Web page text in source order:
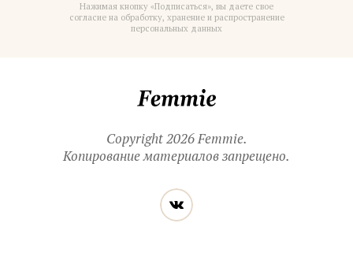
Нажимая кнопку «Подписаться», вы даете свое
согласие на обработку, хранение и распространение
персональных данных
Copyright 2026 Femmie.
Копирование материалов запрещено.
Читайте
нас
в социальных